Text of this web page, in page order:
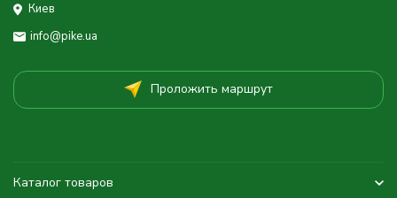
Киев
info@pike.ua
Проложить маршрут
Каталог товаров